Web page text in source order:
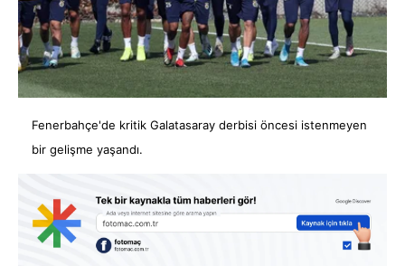
Fenerbahçe'de kritik Galatasaray derbisi öncesi istenmeyen
bir gelişme yaşandı.